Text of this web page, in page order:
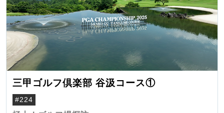
三甲ゴルフ倶楽部 谷汲コース①
#224